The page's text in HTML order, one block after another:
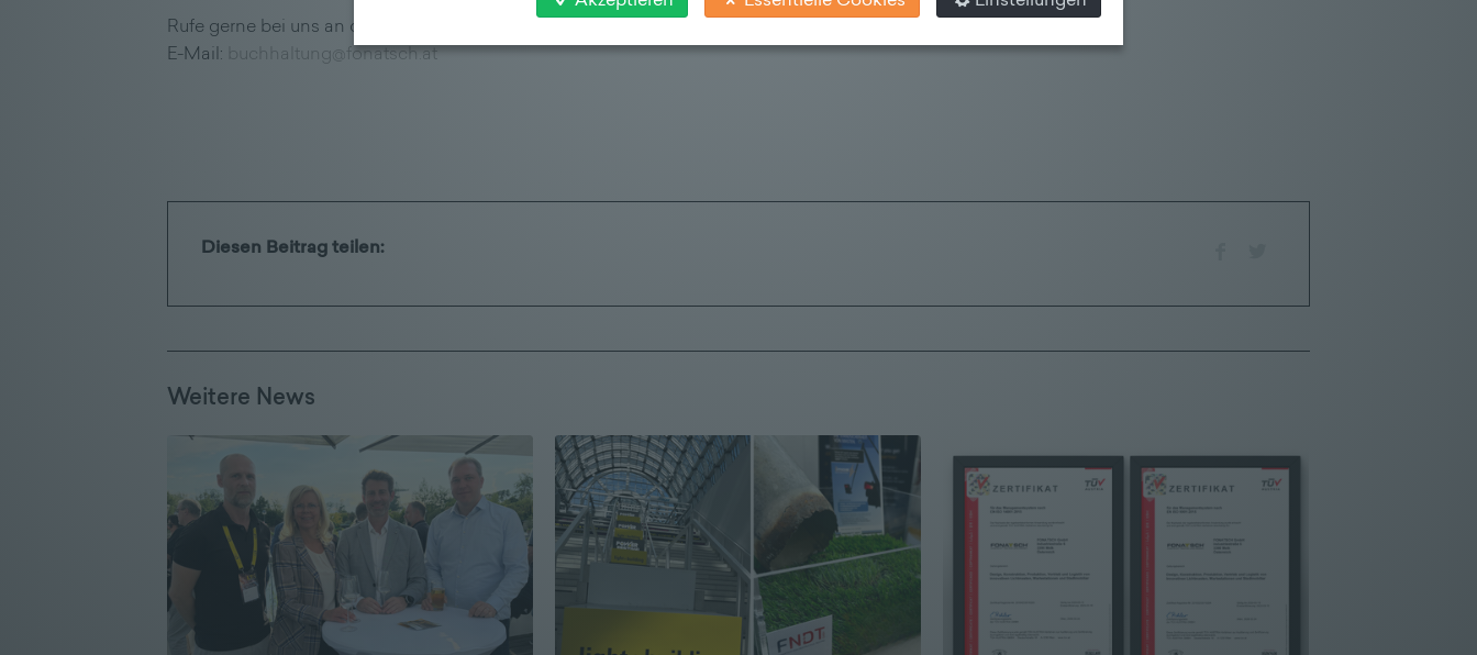
Rufe gerne bei uns an oder sende uns gleich Deine Bewerbungsunterlagen an Hannelore Loidl,
E-Mail:
buchhaltung@fonatsch.at
Diesen Beitrag teilen:
Weitere News